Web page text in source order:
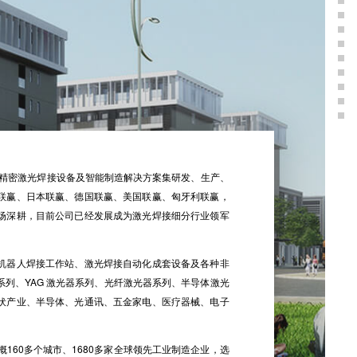
激光焊接设备及智能制造解决方案集研发、生产、
、日本联赢、德国联赢、美国联赢、匈牙利联赢，
耕，目前公司已经发展成为激光焊接细分行业领军
人焊接工作站、激光焊接自动化成套设备及各种非
、YAG 激光器系列、光纤激光器系列、半导体激光
业、半导体、光通讯、五金家电、医疗器械、电子
160多个城市、1680多家全球领先工业制造企业，选